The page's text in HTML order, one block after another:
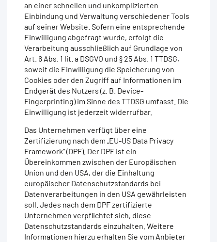
an einer schnellen und unkomplizierten
Einbindung und Verwaltung verschiedener Tools
auf seiner Website. Sofern eine entsprechende
Einwilligung abgefragt wurde, erfolgt die
Verarbeitung ausschließlich auf Grundlage von
Art. 6 Abs. 1 lit. a DSGVO und § 25 Abs. 1 TTDSG,
soweit die Einwilligung die Speicherung von
Cookies oder den Zugriff auf Informationen im
Endgerät des Nutzers (z. B. Device-
Fingerprinting) im Sinne des TTDSG umfasst. Die
Einwilligung ist jederzeit widerrufbar.
Das Unternehmen verfügt über eine
Zertifizierung nach dem „EU-US Data Privacy
Framework“ (DPF). Der DPF ist ein
Übereinkommen zwischen der Europäischen
Union und den USA, der die Einhaltung
europäischer Datenschutzstandards bei
Datenverarbeitungen in den USA gewährleisten
soll. Jedes nach dem DPF zertifizierte
Unternehmen verpflichtet sich, diese
Datenschutzstandards einzuhalten. Weitere
Informationen hierzu erhalten Sie vom Anbieter